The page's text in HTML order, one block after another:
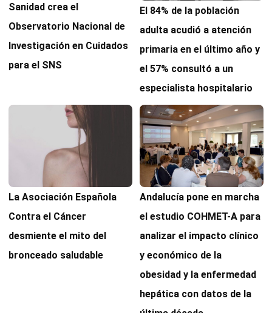
Sanidad crea el
Observatorio Nacional de
Investigación en Cuidados
para el SNS
El 84% de la población
adulta acudió a atención
primaria en el último año y
el 57% consultó a un
especialista hospitalario
La Asociación Española
Contra el Cáncer
desmiente el mito del
bronceado saludable
Andalucía pone en marcha
el estudio COHMET-A para
analizar el impacto clínico
y económico de la
obesidad y la enfermedad
hepática con datos de la